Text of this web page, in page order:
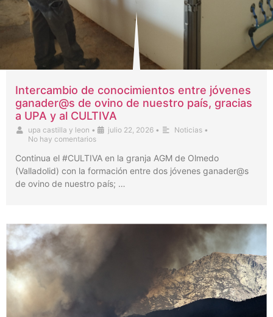
Intercambio de conocimientos entre jóvenes
ganader@s de ovino de nuestro país, gracias
a UPA y al CULTIVA
upa castilla y leon • julio 22, 2026 • Noticias •
No hay comentarios
Continua el #CULTIVA en la granja AGM de Olmedo
(Valladolid) con la formación entre dos jóvenes ganader@s
de ovino de nuestro país; …